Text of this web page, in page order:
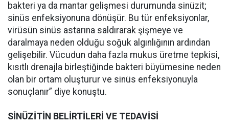
bakteri ya da mantar gelişmesi durumunda sinüzit;
sinüs enfeksiyonuna dönüşür. Bu tür enfeksiyonlar,
virüsün sinüs astarına saldırarak şişmeye ve
daralmaya neden olduğu soğuk algınlığının ardından
gelişebilir. Vücudun daha fazla mukus üretme tepkisi,
kısıtlı drenajla birleştiğinde bakteri büyümesine neden
olan bir ortam oluşturur ve sinüs enfeksiyonuyla
sonuçlanır” diye konuştu.
SİNÜZİTİN BELİRTİLERİ VE TEDAVİSİ